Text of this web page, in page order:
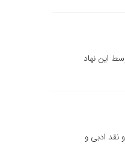
این نهاد
ادبی و